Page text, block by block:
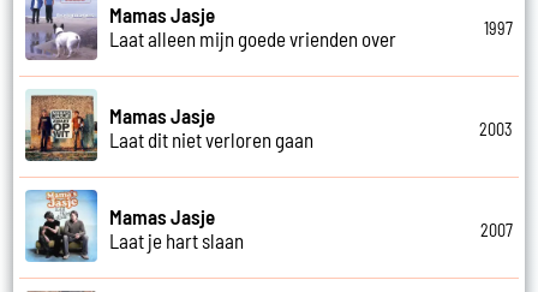
Mamas Jasje
Laat alleen mijn goede vrienden over
1997
Mamas Jasje
Laat dit niet verloren gaan
2003
Mamas Jasje
Laat je hart slaan
2007